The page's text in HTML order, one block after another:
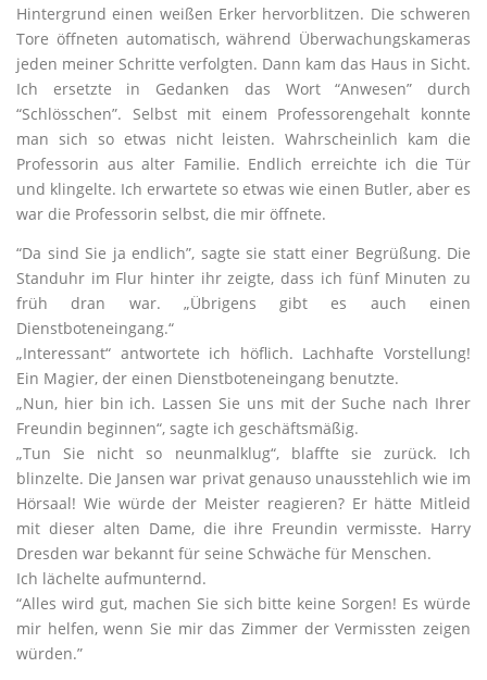
Hintergrund einen weißen Erker hervorblitzen. Die schweren
Tore öffneten automatisch, während Überwachungskameras
jeden meiner Schritte verfolgten. Dann kam das Haus in Sicht.
Ich ersetzte in Gedanken das Wort “Anwesen” durch
“Schlösschen”. Selbst mit einem Professorengehalt konnte
man sich so etwas nicht leisten. Wahrscheinlich kam die
Professorin aus alter Familie. Endlich erreichte ich die Tür
und klingelte. Ich erwartete so etwas wie einen Butler, aber es
war die Professorin selbst, die mir öffnete.
“Da sind Sie ja endlich”, sagte sie statt einer Begrüßung. Die
Standuhr im Flur hinter ihr zeigte, dass ich fünf Minuten zu
früh dran war. „Übrigens gibt es auch einen
Dienstboteneingang.“
„Interessant“ antwortete ich höflich. Lachhafte Vorstellung!
Ein Magier, der einen Dienstboteneingang benutzte.
„Nun, hier bin ich. Lassen Sie uns mit der Suche nach Ihrer
Freundin beginnen“, sagte ich geschäftsmäßig.
„Tun Sie nicht so neunmalklug“, blaffte sie zurück. Ich
blinzelte. Die Jansen war privat genauso unausstehlich wie im
Hörsaal! Wie würde der Meister reagieren? Er hätte Mitleid
mit dieser alten Dame, die ihre Freundin vermisste. Harry
Dresden war bekannt für seine Schwäche für Menschen.
Ich lächelte aufmunternd.
“Alles wird gut, machen Sie sich bitte keine Sorgen! Es würde
mir helfen, wenn Sie mir das Zimmer der Vermissten zeigen
würden.”